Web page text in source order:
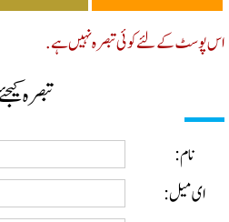
کے لئے کوئی تبصرہ نہیں ہے.
تبصرہ کیجئے
نام:
ای میل: